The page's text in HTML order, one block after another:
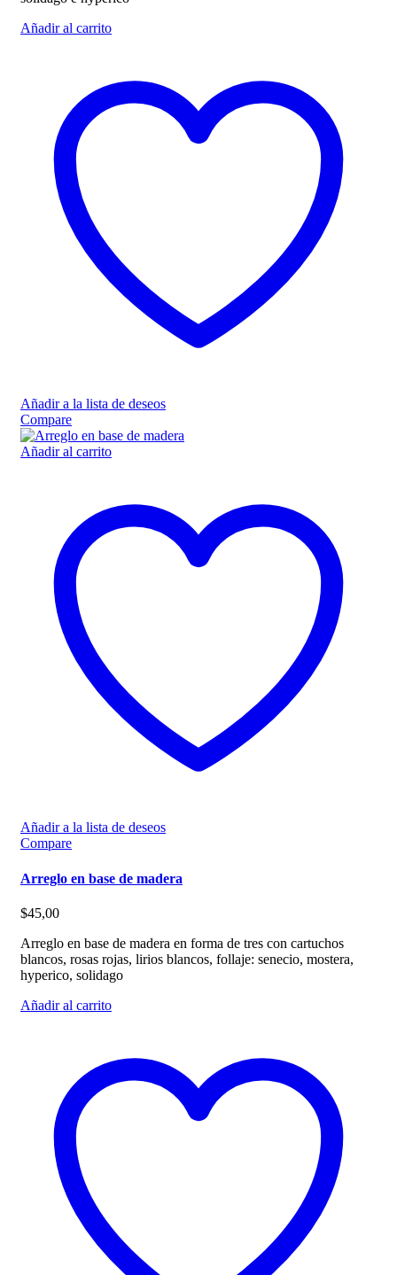
Añadir al carrito
Añadir a la lista de deseos
Compare
Añadir al carrito
Añadir a la lista de deseos
Compare
Arreglo en base de madera
$45,00
Arreglo en base de madera en forma de tres con cartuchos
blancos, rosas rojas, lirios blancos, follaje: senecio, mostera,
hyperico, solidago
Añadir al carrito